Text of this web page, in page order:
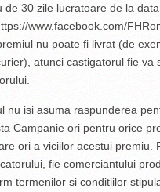
de 30 zile lucratoare de la
www.facebook.com/
nu poate fi livrat (de
atunci castigatorul fie
nu isi asuma raspunderea
Campanie ori pentru orice
ori a viciilor acestui
fie comerciantului
termenilor si conditiilor